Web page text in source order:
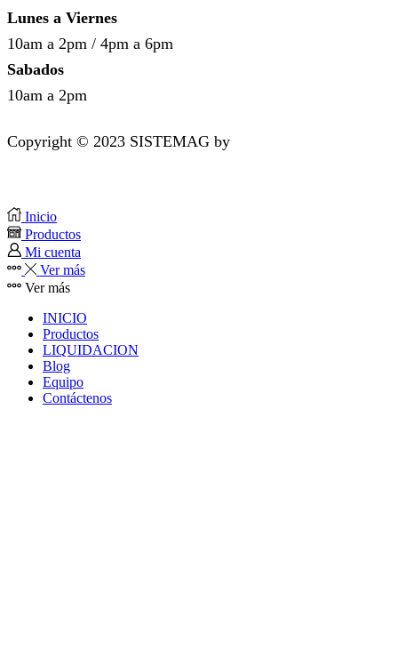
Lunes a Viernes
10am a 2pm / 4pm a 6pm
Sabados
10am a 2pm
Copyright © 2023 SISTEMAG by
Inicio
Productos
Mi cuenta
Ver más
Ver más
INICIO
Productos
LIQUIDACION
Blog
Equipo
Contáctenos